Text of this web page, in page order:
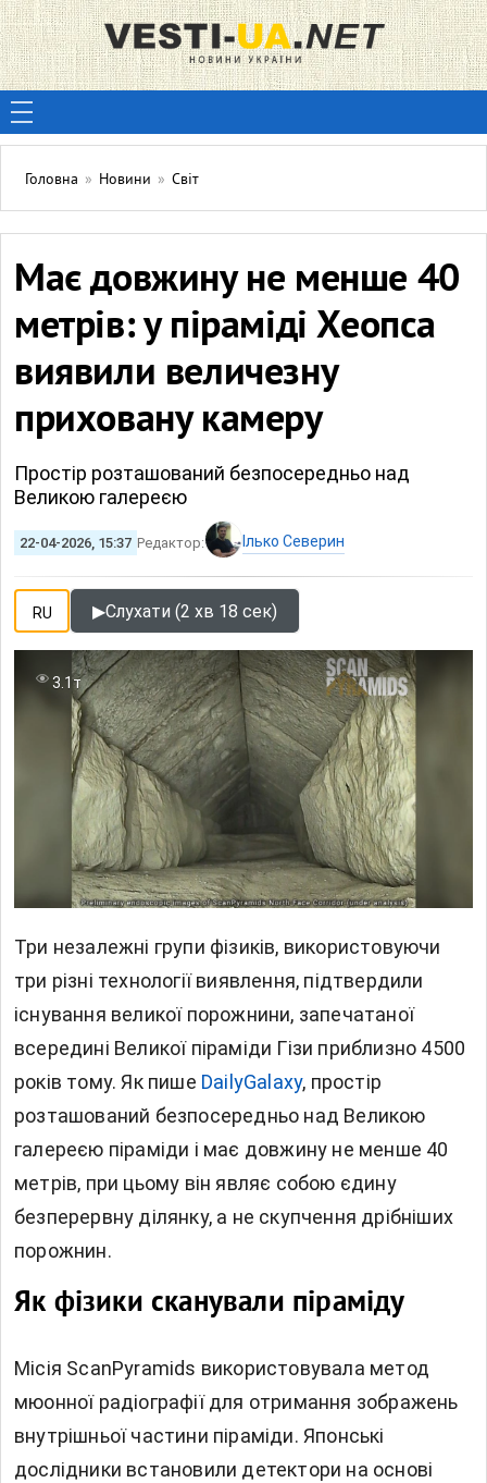
Головна » Новини » Світ
Має довжину не менше 40
метрів: у піраміді Хеопса
виявили величезну
приховану камеру
Простір розташований безпосередньо над
Великою галереєю
22-04-2026, 15:37 Редактор: Ілько Северин
RU ▶Слухати (2 хв 18 сек)
3.1т
Три незалежні групи фізиків, використовуючи
три різні технології виявлення, підтвердили
існування великої порожнини, запечатаної
всередині Великої піраміди Гізи приблизно 4500
років тому. Як пише DailyGalaxy, простір
розташований безпосередньо над Великою
галереєю піраміди і має довжину не менше 40
метрів, при цьому він являє собою єдину
безперервну ділянку, а не скупчення дрібніших
порожнин.
Як фізики сканували піраміду
Місія ScanPyramids використовувала метод
мюонної радіографії для отримання зображень
внутрішньої частини піраміди. Японські
дослідники встановили детектори на основі